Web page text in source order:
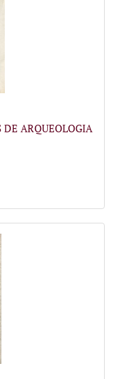
DE ARQUEOLOGIA